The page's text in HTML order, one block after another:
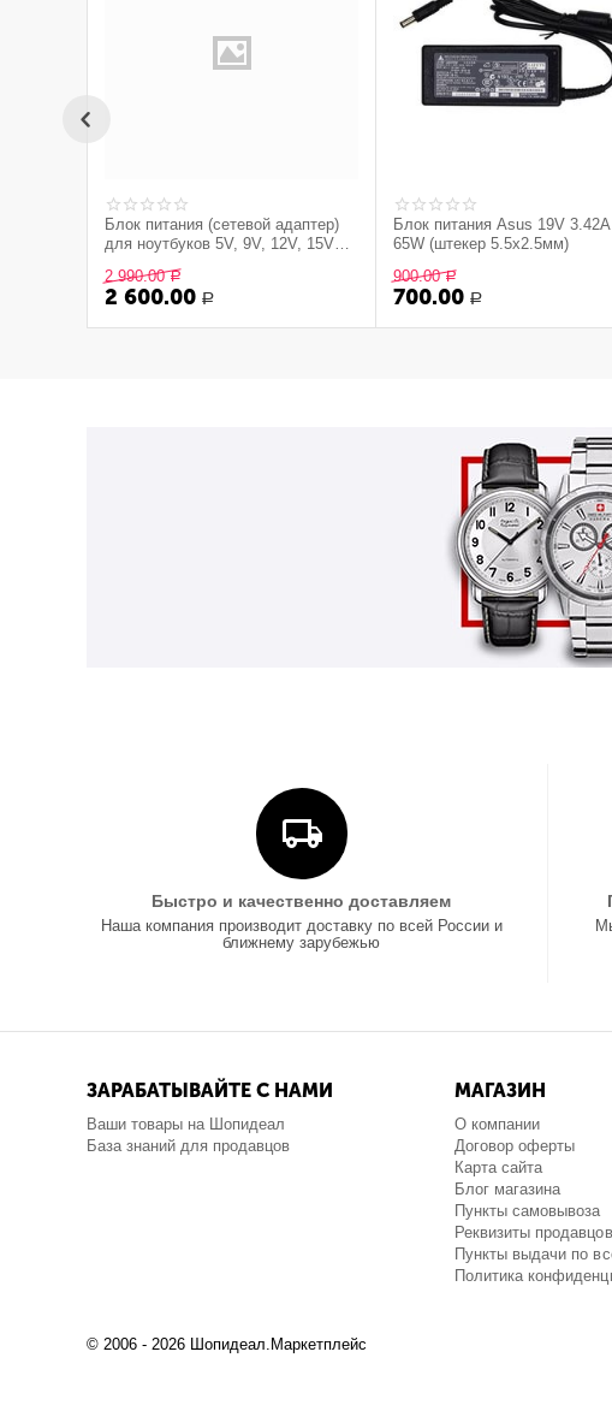
Блок питания (сетевой адаптер)
для ноутбуков 5V, 9V, 12V, 15V
2 990.00 Р
2 600.00 Р
Блок питания Asus 19V 3.42A
65W (штекер 5.5x2.5мм)
900.00 Р
700.00 Р
Быстро и качественно доставляем
Наша компания производит доставку по всей России и
ближнему зарубежью
ЗАРАБАТЫВАЙТЕ С НАМИ
Ваши товары на Шопидеал
База знаний для продавцов
МАГАЗИН
О компании
Договор оферты
Карта сайта
Блог магазина
Пункты самовывоза
Реквизиты продавцов
Пункты выдачи по
Политика
© 2006 - 2026 Шопидеал.Маркетплейс